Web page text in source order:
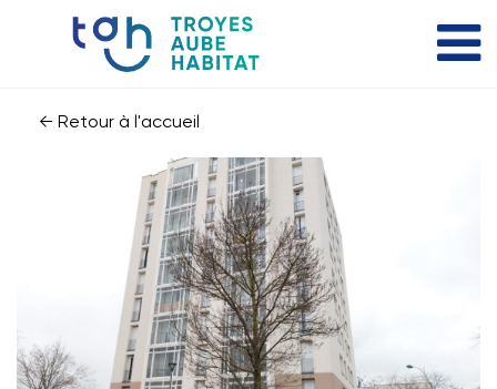
← Retour à l'accueil